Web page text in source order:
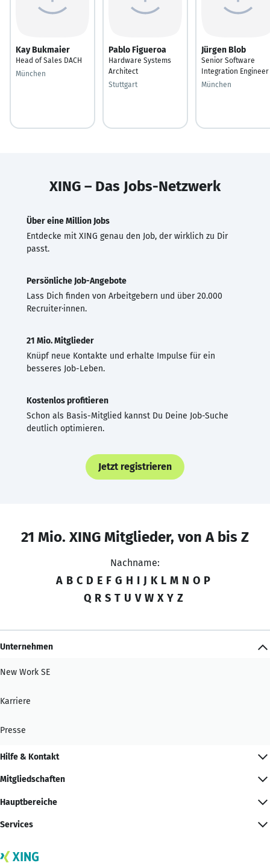
Kay Bukmaier
Head of Sales DACH
München
Pablo Figueroa
Hardware Systems
Architect
Stuttgart
Jürgen Blob
Senior Software
Integration Engineer
München
XING – Das Jobs-Netzwerk
Über eine Million Jobs
Entdecke mit XING genau den Job, der wirklich zu Dir
passt.
Persönliche Job-Angebote
Lass Dich finden von Arbeitgebern und über 20.000
Recruiter·innen.
21 Mio. Mitglieder
Knüpf neue Kontakte und erhalte Impulse für ein
besseres Job-Leben.
Kostenlos profitieren
Schon als Basis-Mitglied kannst Du Deine Job-Suche
deutlich optimieren.
Jetzt registrieren
21 Mio. XING Mitglieder, von A bis Z
Nachname:
A B C D E F G H I J K L M N O P
Q R S T U V W X Y Z
Unternehmen
New Work SE
Karriere
Presse
Hilfe & Kontakt
Mitgliedschaften
Hauptbereiche
Services